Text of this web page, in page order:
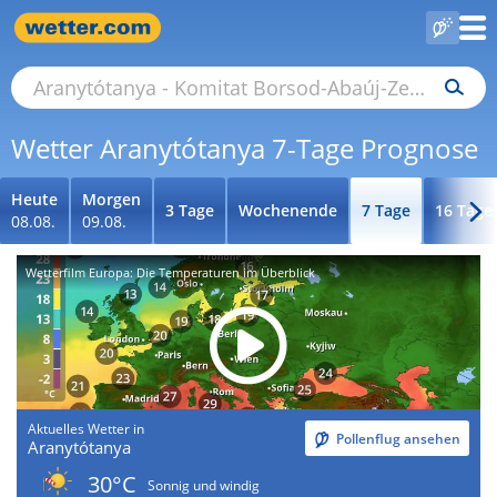
Wetter Aranytótanya 7-Tage Prognose
Heute
08.08.
Morgen
09.08.
3 Tage Wochenende 7 Tage 16 Tage
Wetterfilm Europa: Die Temperaturen im Überblick
Aktuelles Wetter in
Aranytótanya Pollenflug ansehen
30°C
Sonnig und windig